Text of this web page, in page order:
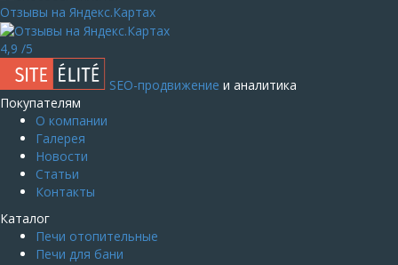
Отзывы на Яндекс.Картах
4,9 /5
SEO-продвижение и аналитика
Покупателям
О компании
Галерея
Новости
Статьи
Контакты
Каталог
Печи отопительные
Печи для бани